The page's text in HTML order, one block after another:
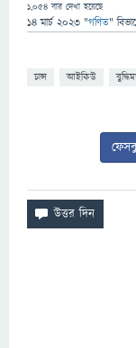
1,054 বার দেখা হয়েছে
14 মার্চ 2023 "গণিত"
চান্স আইকিউ